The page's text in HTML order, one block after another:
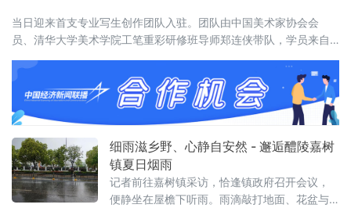
当日迎来首支专业写生创作团队入驻。团队由中国美术家协会会
员、清华大学美术学院工笔重彩研修班导师郑连侠带队，学员来自
细雨滋乡野、心静自安然 - 邂逅醴陵嘉树
镇夏日烟雨
记者前往嘉树镇采访，恰逢镇政府召开会议，
便静坐在屋檐下听雨。雨滴敲打地面、花盆与